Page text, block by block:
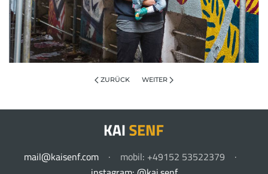
ZURÜCK WEITER
mail@kaisenf.com · mobil: +49152 53522379 ·